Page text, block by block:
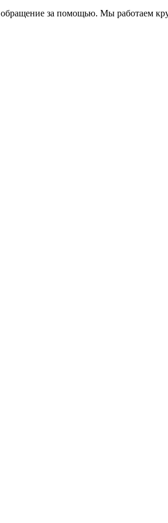
за помощью. Мы работаем